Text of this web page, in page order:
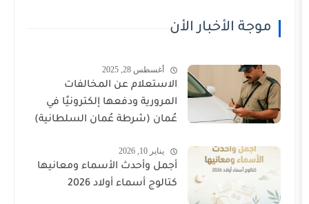
الأن
أغسطس 28, 2025
الاستعلام عن المخالفات
المرورية ودفعها إلكترونيًا في
عُمان (شرطة عُمان السلطانية)
يناير 10, 2026
أجمل وأحدث الأسماء ومعانيها
كتالوج أسماء أولاد 2026